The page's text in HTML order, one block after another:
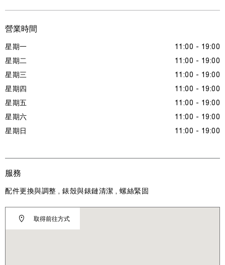
營業時間
星期一 11:00 - 19:00
星期二 11:00 - 19:00
星期三 11:00 - 19:00
星期四 11:00 - 19:00
星期五 11:00 - 19:00
星期六 11:00 - 19:00
星期日 11:00 - 19:00
取得前往方式
服務
配件更換與調整 , 錶殼與錶鏈清潔 , 螺絲緊固